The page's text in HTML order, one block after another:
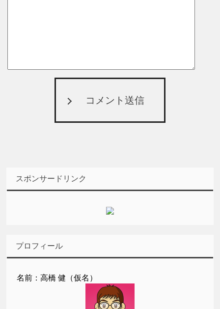
コメント送信
スポンサードリンク
プロフィール
名前：高橋 健（仮名）